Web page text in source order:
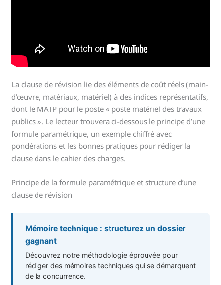
La clause de révision lie des éléments de coût réels (main-
d’œuvre, matériaux, matériel) à des indices représentatifs,
dont le MATP pour le poste « poste matériel des travaux
publics ». Le lecteur trouvera ci-dessous le principe d’une
formule paramétrique, un exemple chiffré avec
pondérations et les bonnes pratiques pour rédiger la
clause dans le cahier des charges.
Principe de la formule paramétrique et structure d’une
clause de révision
Mémoire technique : structurez un dossier
gagnant
Découvrez notre méthodologie éprouvée pour
rédiger des mémoires techniques qui se démarquent
de la concurrence.